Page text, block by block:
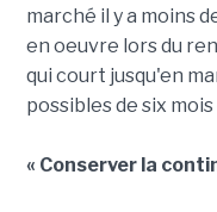
marché il y a moins
en oeuvre lors du
qui court jusqu'en
possibles de six
« Conserver la